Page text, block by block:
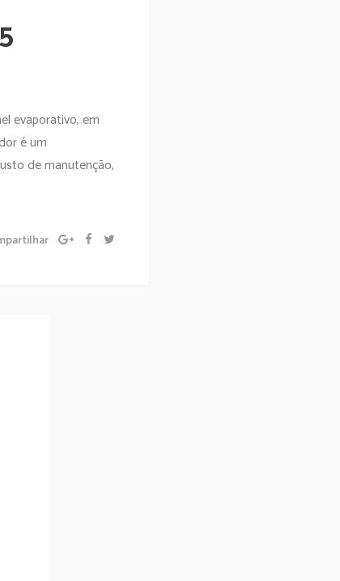
evaporativo, em
é um
de manutenção,